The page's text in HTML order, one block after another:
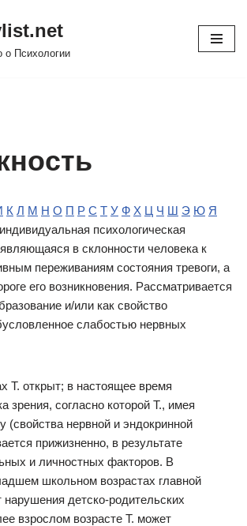
о Психологии
К Л М Н О П Р С Т У Ф Х Ц Ч Ш Э Ю Я
психологическая
в склонности человека к
переживаниям состояния тревоги, а
его возникновения. Рассматривается
и/или как свойство
слабостью нервных
Т. открыт; в настоящее время
зрения, согласно которой Т., имея
(свойства нервной и эндокринной
прижизненно, в результате
и личностных факторов. В
школьном возрастах главной
детско-родительских
взрослом возрасте Т. может